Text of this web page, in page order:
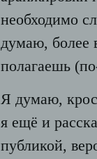
необходимо
думаю, более
полагаешь
Я думаю,
я ещё и
публикой,